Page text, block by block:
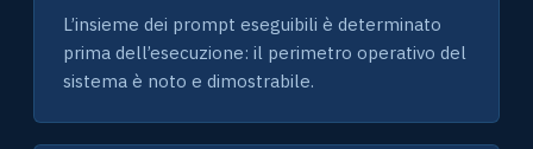
L’insieme dei prompt eseguibili è determinato
prima dell’esecuzione: il perimetro operativo del
sistema è noto e dimostrabile.